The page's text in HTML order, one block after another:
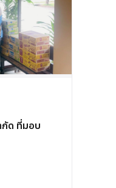
ด ที่มอบ